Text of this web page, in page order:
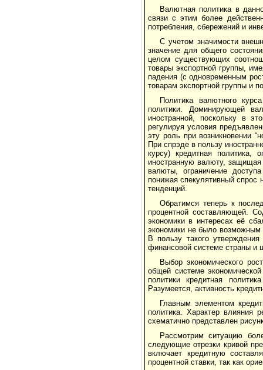
Валютная политика в
связи с этим более
потребления, сбережений и
С учетом значимости
значение для общего
целом существующих
товары экспортной группы,
падения (с одновременным
товарам экспортной группы и
Политика валютного
политики. Доминирующей
иностранной, поскольку в
регулируя условия
эту роль при возникновении
При спрэде в пользу
курсу) кредитная
иностранную валюту,
валюты, ограничение
понижая спекулятивный спрос
тенденций.
Обратимся теперь к
процентной составляющей.
экономики в интересах её
экономики не было возможным
В пользу такого
финансовой системе страны и
Выбор экономического
общей системе
политики кредитная
Разумеется, активность
Главным элементом
политика. Характер влияния
схематично представлен
Рассмотрим ситуацию
следующие отрезки кривой
включает кредитную
процентной ставки, так как